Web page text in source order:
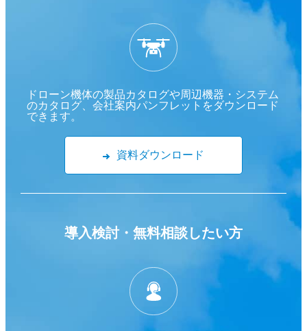
ドローン機体の製品カタログや周辺機器・システム
のカタログ、会社案内パンフレットをダウンロード
できます。
資料ダウンロード
導入検討・ 無料相談したい方